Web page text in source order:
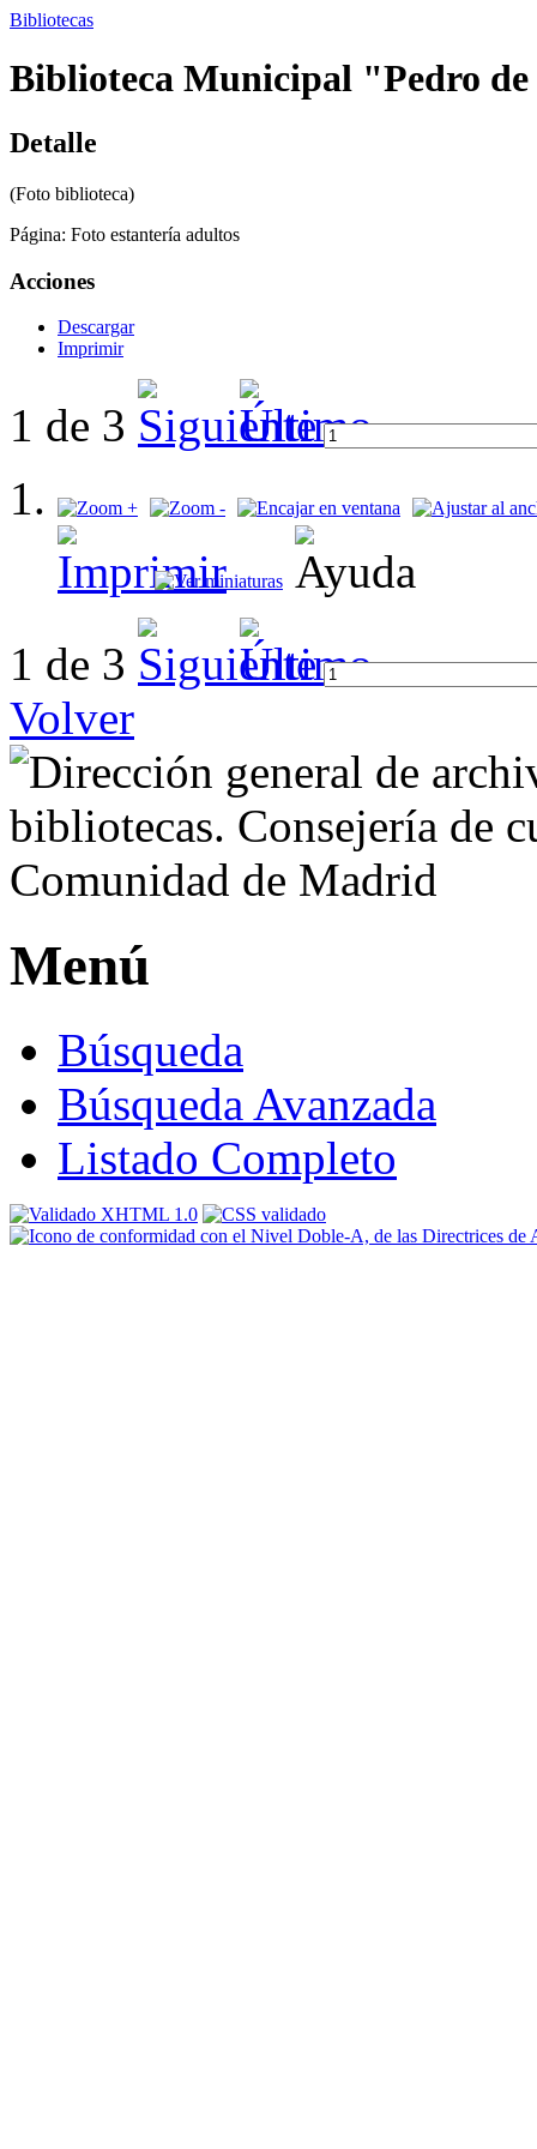
Bibliotecas
Biblioteca Municipal "Pedro
Detalle
(Foto biblioteca)
Página: Foto estantería adultos
Acciones
Descargar
Imprimir
1 de 3
1 de 3
Volver
Menú
Búsqueda
Búsqueda Avanzada
Listado Completo